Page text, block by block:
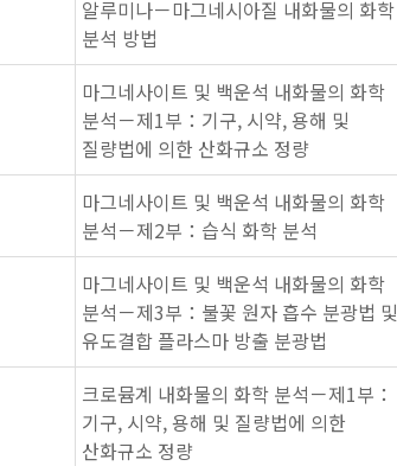
알루미나－마그네시아질 내화물의 화학
분석 방법
마그네사이트 및 백운석 내화물의 화학
분석－제1부：기구, 시약, 용해 및
질량법에 의한 산화규소 정량
마그네사이트 및 백운석 내화물의 화학
분석－제2부：습식 화학 분석
마그네사이트 및 백운석 내화물의 화학
분석－제3부：불꽃 원자 흡수 분광법 및
유도결합 플라스마 방출 분광법
크로뮴계 내화물의 화학 분석－제1부：
기구, 시약, 용해 및 질량법에 의한
산화규소 정량